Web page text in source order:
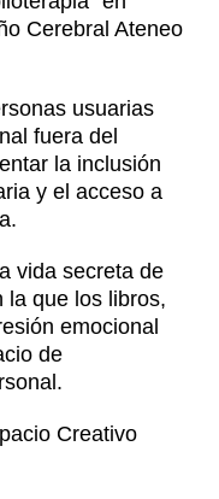
Noticias
Cerebral Ateneo
usuarias
fuera del
la inclusión
y el acceso a
vida secreta de
la que los libros,
emocional
de
Creativo